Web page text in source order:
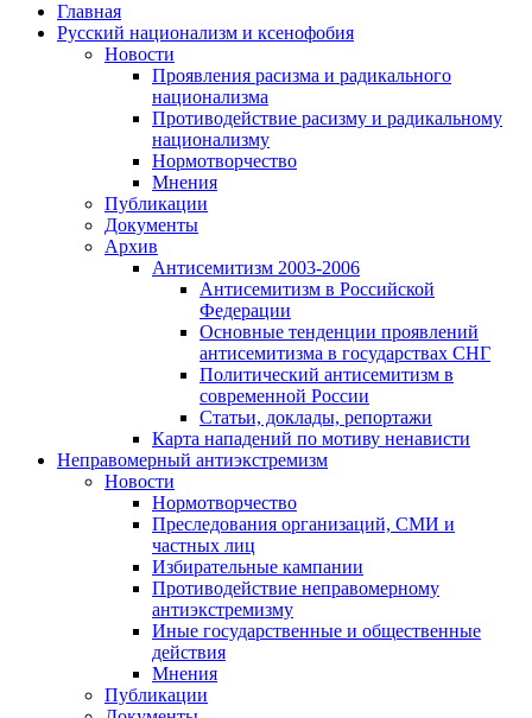
Главная
Русский национализм и ксенофобия
Новости
Проявления расизма и радикального
национализма
Противодействие расизму и радикальному
национализму
Нормотворчество
Мнения
Публикации
Документы
Архив
Антисемитизм 2003-2006
Антисемитизм в Российской
Федерации
Основные тенденции проявлений
антисемитизма в государствах СНГ
Политический антисемитизм в
современной России
Статьи, доклады, репортажи
Карта нападений по мотиву ненависти
Неправомерный антиэкстремизм
Новости
Нормотворчество
Преследования организаций, СМИ и
частных лиц
Избирательные кампании
Противодействие неправомерному
антиэкстремизму
Иные государственные и общественные
действия
Мнения
Публикации